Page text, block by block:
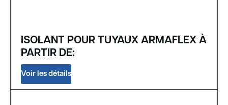
ISOLANT POUR TUYAUX ARMAFLEX À
PARTIR DE:
Voir les détails